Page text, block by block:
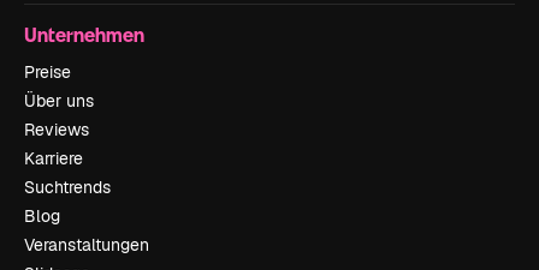
Unternehmen
Preise
Über uns
Reviews
Karriere
Suchtrends
Blog
Veranstaltungen